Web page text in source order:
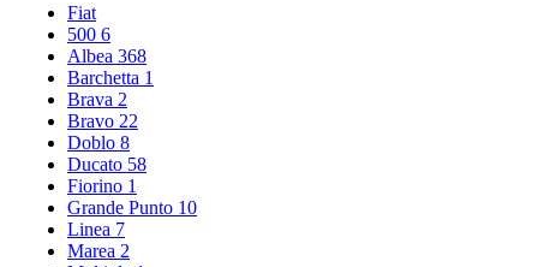
Fiat
500 6
Albea 368
Barchetta 1
Brava 2
Bravo 22
Doblo 8
Ducato 58
Fiorino 1
Grande Punto 10
Linea 7
Marea 2